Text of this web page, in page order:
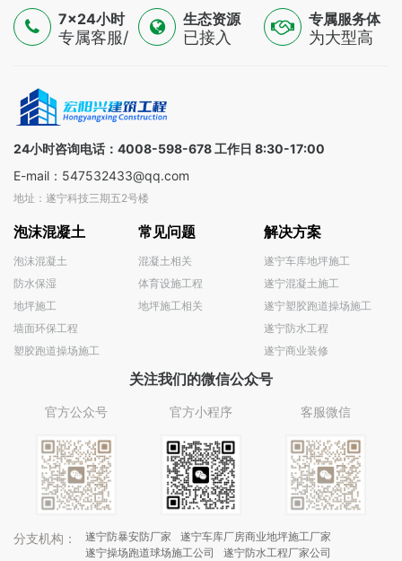
7×24小时
服务
专属客服/
三线支持
生态资源
已接入
专属服务体
验
为大型高
24小时咨询电话：4008-598-678 工作日 8:30-17:00
E-mail：547532433@qq.com
地址：遂宁科技三期五2号楼
泡沫混凝土
泡沫混凝土
防水保湿
地坪施工
墙面环保工程
塑胶跑道操场施工
常见问题
混凝土相关
体育设施工程
地坪施工相关
解决方案
遂宁车库地坪施工
遂宁混凝土施工
遂宁塑胶跑道操场施工
遂宁防水工程
遂宁商业装修
关注我们的微信公众号
官方公众号 官方小程序 客服微信
分支机构： 遂宁防暴安防厂家
遂宁车库厂房商业地坪施工厂家
遂宁操场跑道球场施工公司
遂宁防水工程厂家公司